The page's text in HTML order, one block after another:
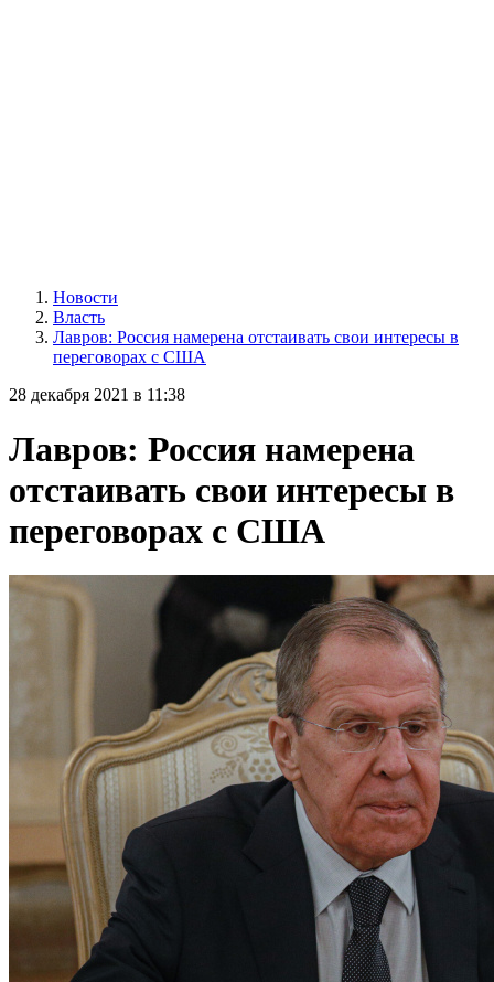
Новости
Власть
Лавров: Россия намерена отстаивать свои интересы в
переговорах с США
28 декабря 2021 в 11:38
Лавров: Россия намерена
отстаивать свои интересы в
переговорах с США